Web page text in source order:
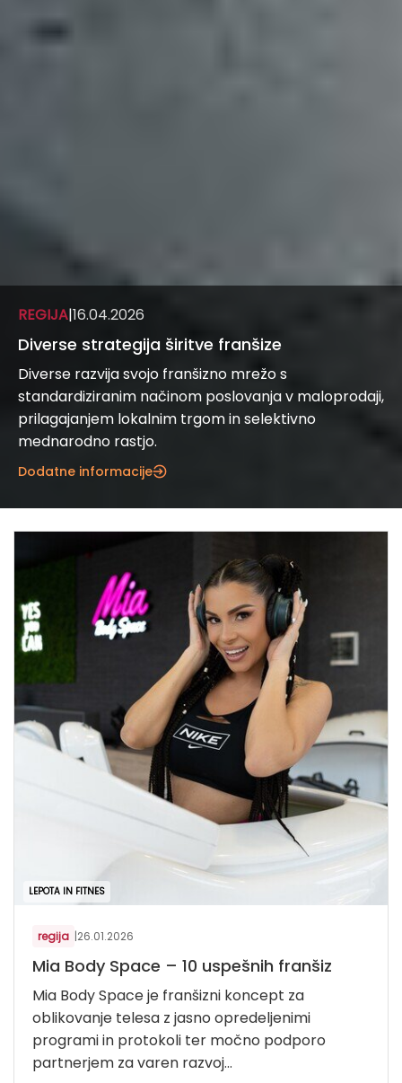
REGIJA|16.04.2026
Diverse strategija širitve franšize
Diverse razvija svojo franšizno mrežo s
standardiziranim načinom poslovanja v maloprodaji,
prilagajanjem lokalnim trgom in selektivno
mednarodno rastjo.
Dodatne informacije
LEPOTA IN FITNES
regija |26.01.2026
Mia Body Space – 10 uspešnih franšiz
Mia Body Space je franšizni koncept za
oblikovanje telesa z jasno opredeljenimi
programi in protokoli ter močno podporo
partnerjem za varen razvoj...